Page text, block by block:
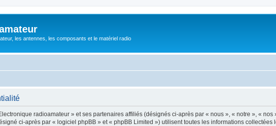
les antennes, les composants et le matériel radio
radioamateur » et ses partenaires affiliés (désignés ci-après par « nous », « notre », «
ci-après par « logiciel phpBB » et « phpBB Limited ») utilisent toutes les informations collectées